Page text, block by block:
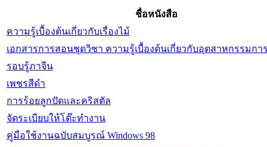
ชื่อหนังสือ
ความรู้เบื้องต้นเกี่ยวกับเรื่องไม้
เอกสารการสอนชุดวิชา ความรู้เบื้องต้นเกี่ยวกับอุตสาหกรรมกา
รอบรู้ภาจีน
เพชรสีดำ
การร้อยลูกปัดและคริสตัล
จัดระเบียบให้โต๊ะทำงาน
คู่มือใช้งานฉบับสมบูรณ์ Windows 98